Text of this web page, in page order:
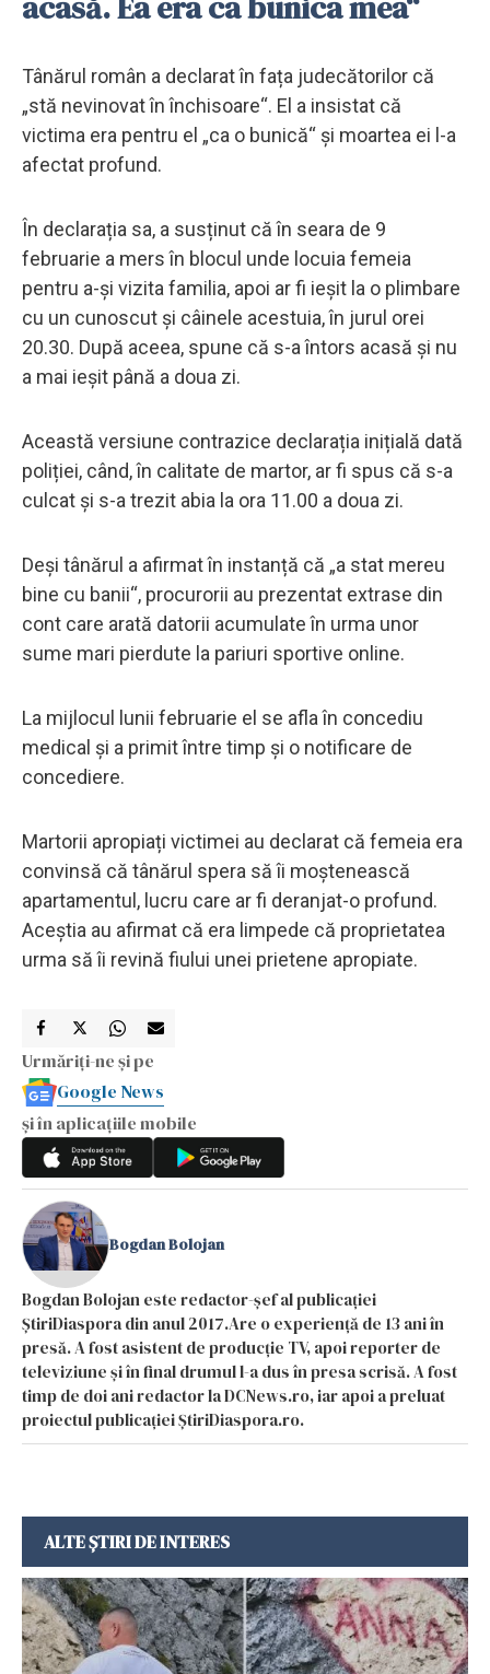
Tânărul român a declarat în fața judecătorilor că
„stă nevinovat în închisoare“. El a insistat că
victima era pentru el „ca o bunică“ și moartea ei l-a
afectat profund.
În declarația sa, a susținut că în seara de 9
februarie a mers în blocul unde locuia femeia
pentru a-și vizita familia, apoi ar fi ieșit la o plimbare
cu un cunoscut și câinele acestuia, în jurul orei
20.30. După aceea, spune că s-a întors acasă și nu
a mai ieșit până a doua zi.
Această versiune contrazice declarația inițială dată
poliției, când, în calitate de martor, ar fi spus că s-a
culcat și s-a trezit abia la ora 11.00 a doua zi.
Deși tânărul a afirmat în instanță că „a stat mereu
bine cu banii“, procurorii au prezentat extrase din
cont care arată datorii acumulate în urma unor
sume mari pierdute la pariuri sportive online.
La mijlocul lunii februarie el se afla în concediu
medical și a primit între timp și o notificare de
concediere.
Martorii apropiați victimei au declarat că femeia era
convinsă că tânărul spera să îi moștenească
apartamentul, lucru care ar fi deranjat-o profund.
Aceștia au afirmat că era limpede că proprietatea
urma să îi revină fiului unei prietene apropiate.
Urmăriți-ne și pe
Google News
și în aplicațiile mobile
Bogdan Bolojan
Bogdan Bolojan este redactor-șef al publicației
ȘtiriDiaspora din anul 2017.Are o experiență de 13 ani în
presă. A fost asistent de producție TV, apoi reporter de
televiziune și în final drumul l-a dus în presa scrisă. A fost
timp de doi ani redactor la DCNews.ro, iar apoi a preluat
proiectul publicației ȘtiriDiaspora.ro.
ALTE ȘTIRI DE INTERES